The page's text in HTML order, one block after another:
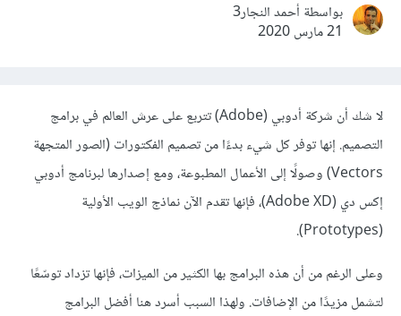
بواسطة أحمد النجار3
21 مارس 2020
لا شك أن شركة أدوبي (Adobe) تتربع على عرش العالم في برامج
التصميم. إنها توفر كل شيء بدءًا من تصميم الفكتورات (الصور المتجهة
Vectors) وصولًا إلى الأعمال المطبوعة، ومع إصدارها لبرنامج أدوبي
إكس دي (Adobe XD)، فإنها تقدم الآن نماذج الويب الأولية
(Prototypes).
وعلى الرغم من أن هذه البرامج بها الكثير من الميزات، فإنها تزداد توسّعًا
لتشمل مزيدًا من الإضافات. ولهذا السبب أسرد هنا أفضل البرامج